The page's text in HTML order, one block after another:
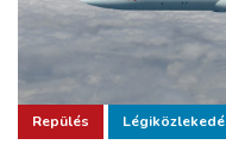
Repülés